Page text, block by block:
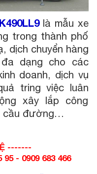
là mẫu xe
trong thành phố
dịch chuyển hàng
dạng cho các
doanh, dịch vụ
tring việc luân
xây lắp công
cầu đường…
-------
- 0909 683 466